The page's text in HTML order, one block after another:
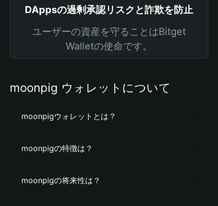
DAppsの過剰承認リスクと詐欺を防止
ユーザーの資産を守ることはBitget
Walletの使命です。
moonpig ウォレットについて
moonpigウォレットとは？
moonpigの特徴は？
moonpigの将来性は？